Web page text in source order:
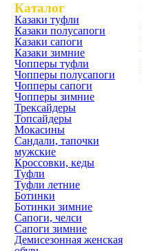
Каталог
Казаки туфли
Казаки полусапоги
Казаки сапоги
Казаки зимние
Чопперы туфли
Чопперы полусапоги
Чопперы сапоги
Чопперы зимние
Трексайдеры
Топсайдеры
Мокасины
Сандали, тапочки
мужские
Кроссовки, кеды
Туфли
Туфли летние
Ботинки
Ботинки зимние
Сапоги, челси
Сапоги зимние
Демисезонная женская